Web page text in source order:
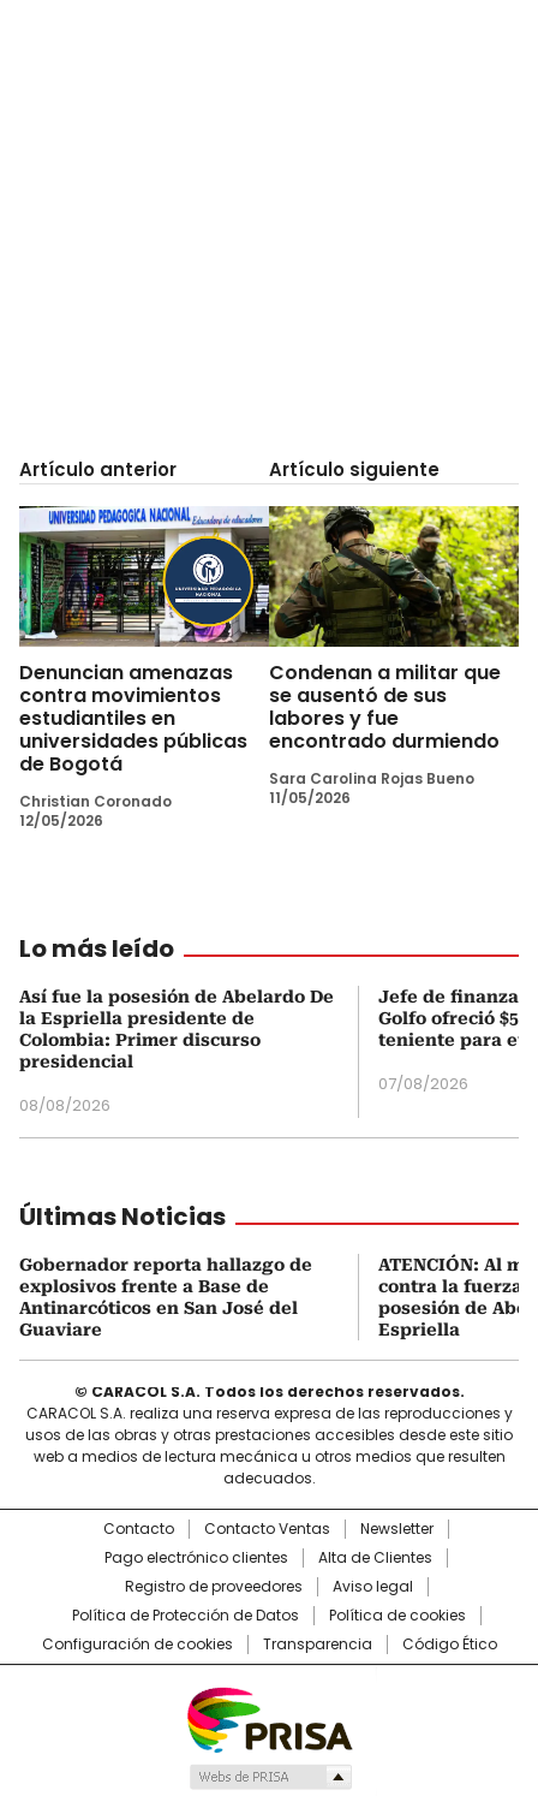
Artículo anterior
Denuncian amenazas
contra movimientos
estudiantiles en
universidades públicas
de Bogotá
Christian Coronado
12/05/2026
Artículo siguiente
Condenan a militar que
se ausentó de sus
labores y fue
encontrado durmiendo
Sara Carolina Rojas Bueno
11/05/2026
Lo más leído
Así fue la posesión de Abelardo De
la Espriella presidente de
Colombia: Primer discurso
presidencial
08/08/2026
Jefe de finanzas
Golfo ofreció
teniente para
07/08/2026
Últimas Noticias
Gobernador reporta hallazgo de
explosivos frente a Base de
Antinarcóticos en San José del
Guaviare
ATENCIÓN: Al
contra la fuerza
posesión de
Espriella
© CARACOL S.A. Todos los derechos reservados.
CARACOL S.A. realiza una reserva expresa de las reproducciones y
usos de las obras y otras prestaciones accesibles desde este sitio
web a medios de lectura mecánica u otros medios que resulten
adecuados.
Contacto Contacto Ventas
Newsletter
Pago electrónico clientes
Alta de Clientes
Registro de proveedores
Aviso legal
Política de Protección de Datos
Política de cookies
Configuración de cookies
Transparencia Código Ético